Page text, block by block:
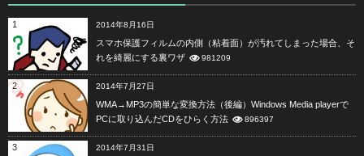
1 2014年8月16日
スマホ保護フィルムの内側（粘着面）が汚れてしまった場合、そ
れを綺麗にする裏ワザ
981209
2 2014年7月27日
WMA→MP3の簡単な変換方法（後編）Windows Media playerで
PCに取り込んだCDをひらく方法
896397
3 2014年7月31日